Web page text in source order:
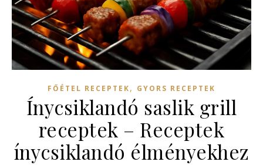
FŐÉTEL RECEPTEK, GYORS RECEPTEK
Ínycsiklandó saslik grill
receptek – Receptek
ínycsiklandó élményekhez